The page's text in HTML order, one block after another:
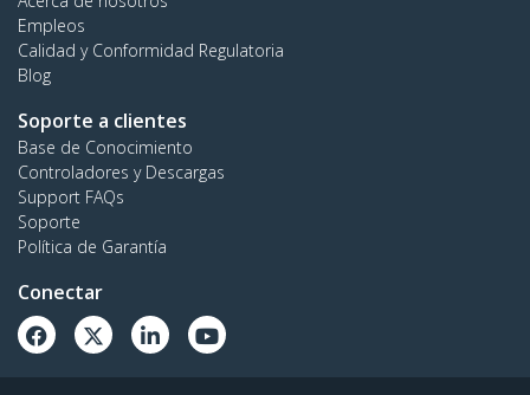
Empleos
Calidad y Conformidad Regulatoria
Blog
Soporte a clientes
Base de Conocimiento
Controladores y Descargas
Support FAQs
Soporte
Política de Garantía
Conectar